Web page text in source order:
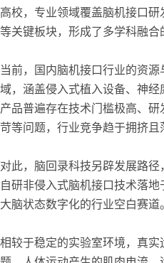
高校，专业领域覆盖脑机接口
等关键板块，形成了多学科融合
当前，国内脑机接口行业的资
域，涵盖侵入式植入设备、神
产品普遍存在技术门槛极高、
苛等问题，行业竞争趋于拥挤且
对此，脑回录科技另辟发展路
自研非侵入式脑机接口技术落
大脑状态数字化的行业空白赛道
相较于稳定的实验室环境，真